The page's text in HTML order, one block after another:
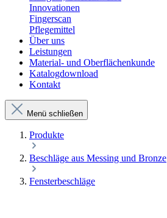
Innovationen
Fingerscan
Pflegemittel
Über uns
Leistungen
Material- und Oberflächenkunde
Katalogdownload
Kontakt
Menü schließen
Produkte
Beschläge aus Messing und Bronze
Fensterbeschläge